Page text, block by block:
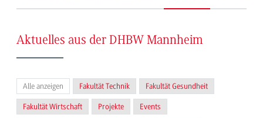
Aktuelles aus der DHBW Mannheim
Alle anzeigen Fakultät Technik Fakultät Gesundheit
Fakultät Wirtschaft Projekte Events